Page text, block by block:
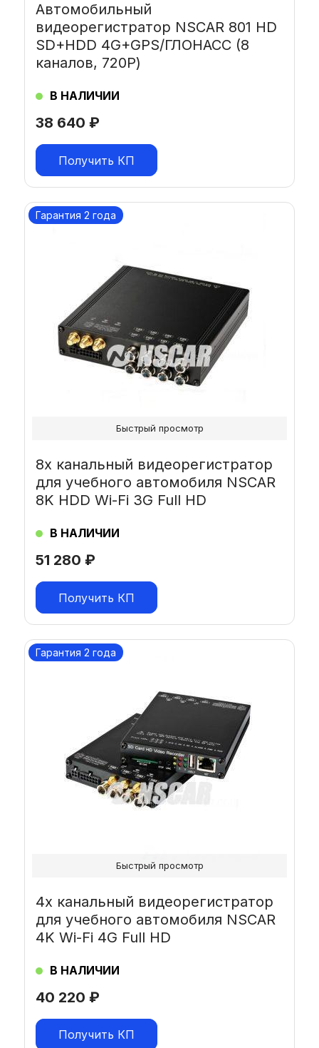
38 640 ₽
Автомобильный
видеорегистратор NSCAR 801 HD
SD+HDD 4G+GPS/ГЛОНАСС (8
каналов, 720P)
В НАЛИЧИИ
Получить КП
Гарантия 2 года
51 280 ₽
8х канальный видеорегистратор
для учебного автомобиля NSCAR
8K HDD Wi-Fi 3G Full HD
В НАЛИЧИИ
Получить КП
Быстрый просмотр
Гарантия 2 года
40 220 ₽
4х канальный видеорегистратор
для учебного автомобиля NSCAR
4K Wi-Fi 4G Full HD
В НАЛИЧИИ
Получить КП
Быстрый просмотр